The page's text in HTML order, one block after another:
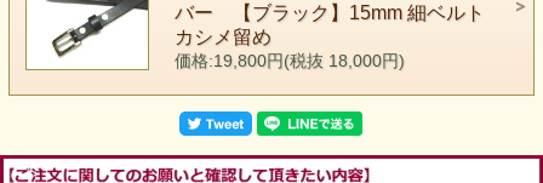
バー 【ブラック】15mm 細ベルト
カシメ留め
価格:19,800円(税抜 18,000円)